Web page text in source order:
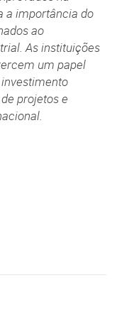
a importância do
ao
As instituições
um papel
projetos e